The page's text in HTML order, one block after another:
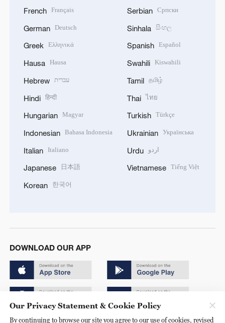
French Français
German Deutsch
Greek Ελληνικά
Hausa Hausa
Hebrew עברית
Hindi हिन्दी
Hungarian Magyar
Indonesian Bahasa Indonesia
Italian Italiano
Japanese 日本語
Korean 한국어
Serbian Српски
Sinhala සිංහල
Spanish Español
Swahili Kiswahili
Tamil தமிழ்
Thai ไทย
Turkish Türkçe
Ukrainian Українська
Urdu اردو
Vietnamese Tiếng Việt
DOWNLOAD OUR APP
Copyright © 2024 CGTN.
Our Privacy Statement & Cookie Policy
By continuing to browse our site you agree to our use of cookies, revised